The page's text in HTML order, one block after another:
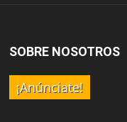
SOBRE NOSOTROS
¡Anúnciate!